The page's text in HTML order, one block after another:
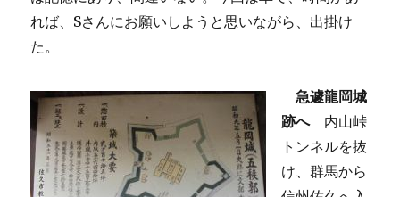
れば、Sさんにお願いしようと思いながら、出掛け
た。
急遽龍岡城
跡へ内山峠
トンネルを抜
け、群馬から